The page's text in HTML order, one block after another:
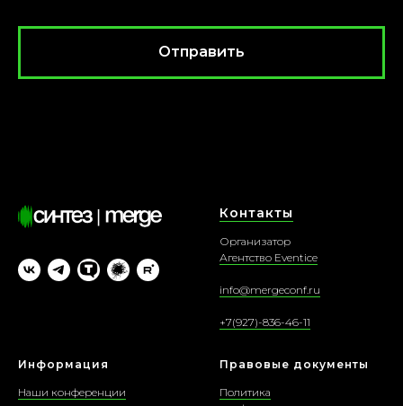
Отправить
Контакты
Организатор
Агентство Eventice
info@mergeconf.ru
+7(927)-836-46-11
Информация
Наши конференции
Правовые документы
Политика